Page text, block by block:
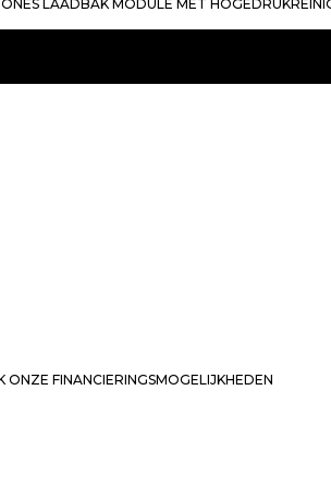
LAADBAK MODULE MET
ONZE FINANCIERINGSMOGELIJKHEDEN